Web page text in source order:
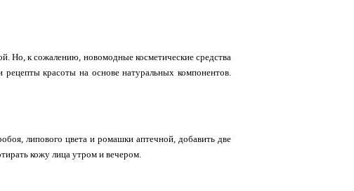
Но, к сожалению, новомодные косметические средства
красоты на основе натуральных компонентов.
липового цвета и ромашки аптечной, добавить две
кожу лица утром и вечером.